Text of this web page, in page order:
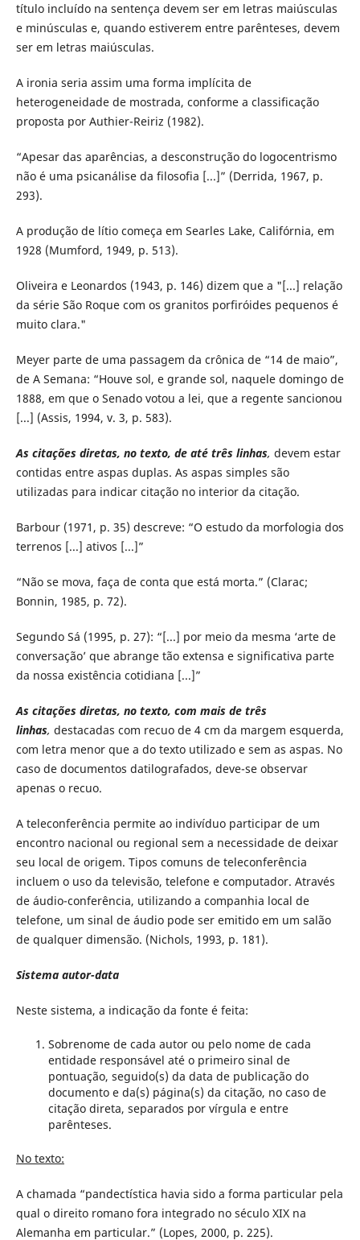
título incluído na sentença devem ser em letras maiúsculas
e minúsculas e, quando estiverem entre parênteses, devem
ser em letras maiúsculas.
A ironia seria assim uma forma implícita de
heterogeneidade de mostrada, conforme a classificação
proposta por Authier-Reiriz (1982).
“Apesar das aparências, a desconstrução do logocentrismo
não é uma psicanálise da filosofia [...]” (Derrida, 1967, p.
293).
A produção de lítio começa em Searles Lake, Califórnia, em
1928 (Mumford, 1949, p. 513).
Oliveira e Leonardos (1943, p. 146) dizem que a "[...] relação
da série São Roque com os granitos porfiróides pequenos é
muito clara."
Meyer parte de uma passagem da crônica de “14 de maio”,
de A Semana: “Houve sol, e grande sol, naquele domingo de
1888, em que o Senado votou a lei, que a regente sancionou
[...] (Assis, 1994, v. 3, p. 583).
As citações diretas, no texto, de até três linhas, devem estar
contidas entre aspas duplas. As aspas simples são
utilizadas para indicar citação no interior da citação.
Barbour (1971, p. 35) descreve: “O estudo da morfologia dos
terrenos [...] ativos [...]”
“Não se mova, faça de conta que está morta.” (Clarac;
Bonnin, 1985, p. 72).
Segundo Sá (1995, p. 27): “[...] por meio da mesma ‘arte de
conversação’ que abrange tão extensa e significativa parte
da nossa existência cotidiana [...]”
As citações diretas, no texto, com mais de três
linhas, destacadas com recuo de 4 cm da margem esquerda,
com letra menor que a do texto utilizado e sem as aspas. No
caso de documentos datilografados, deve-se observar
apenas o recuo.
A teleconferência permite ao indivíduo participar de um
encontro nacional ou regional sem a necessidade de deixar
seu local de origem. Tipos comuns de teleconferência
incluem o uso da televisão, telefone e computador. Através
de áudio-conferência, utilizando a companhia local de
telefone, um sinal de áudio pode ser emitido em um salão
de qualquer dimensão. (Nichols, 1993, p. 181).
Sistema autor-data
Neste sistema, a indicação da fonte é feita:
Sobrenome de cada autor ou pelo nome de cada
entidade responsável até o primeiro sinal de
pontuação, seguido(s) da data de publicação do
documento e da(s) página(s) da citação, no caso de
citação direta, separados por vírgula e entre
parênteses.
No texto:
A chamada “pandectística havia sido a forma particular pela
qual o direito romano fora integrado no século XIX na
Alemanha em particular.” (Lopes, 2000, p. 225).